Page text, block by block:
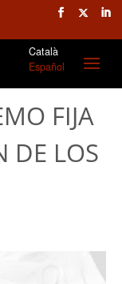
Català
Español
FIJA
DE LOS